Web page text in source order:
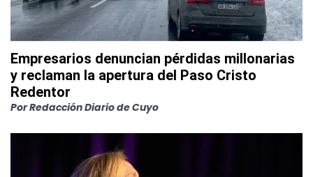
Empresarios denuncian pérdidas millonarias
y reclaman la apertura del Paso Cristo
Redentor
PorRedacción Diario de Cuyo